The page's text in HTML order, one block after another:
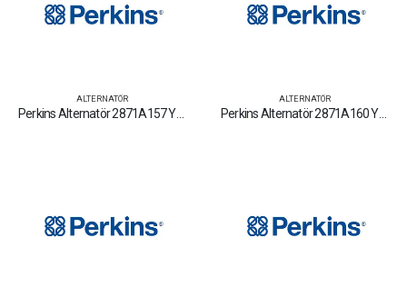
ALTERNATÖR
Perkins Alternatör 2871A157 Yedek Parça Fiyat Tamir Bakım Satan Firmalar
ALTERNATÖR
Perkins Alternatör 2871A160 Yedek Parça Fiyat Tamir Bakım Satan Firmalar